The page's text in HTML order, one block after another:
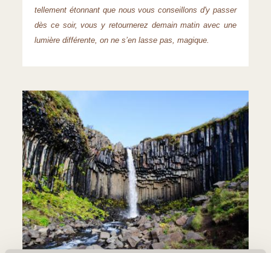
tellement étonnant que nous vous conseillons d'y passer
dès ce soir, vous y retournerez demain matin avec une
lumière différente, on ne s’en lasse pas, magique.